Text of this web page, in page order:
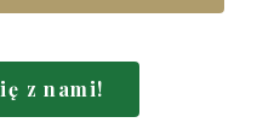
z nami!